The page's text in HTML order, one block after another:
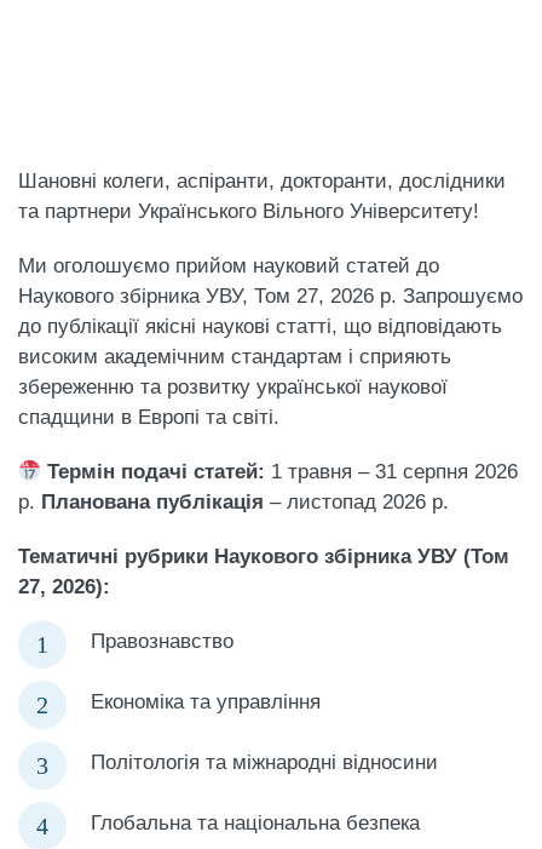
Шановні колеги, аспіранти, докторанти, дослідники
та партнери Українського Вільного Університету!
Ми оголошуємо прийом науковий статей до
Наукового збірника УВУ, Том 27, 2026 р. Запрошуємо
до публікації якісні наукові статті, що відповідають
високим академічним стандартам і сприяють
збереженню та розвитку української наукової
спадщини в Европі та світі.
Термін подачі статей: 1 травня – 31 серпня 2026
р. Планована публікація – листопад 2026 р.
Тематичні рубрики Наукового збірника УВУ (Том
27, 2026):
Правознавство
Економіка та управління
Політологія та міжнародні відносини
Глобальна та національна безпека